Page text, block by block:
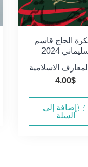
الحاج قاسم
2024
الاسلامية
4.00$
إضافة إلى
السلة